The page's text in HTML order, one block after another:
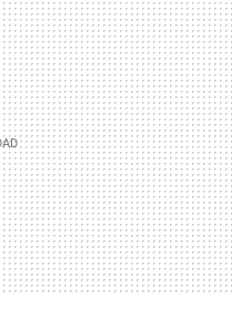
MAIL